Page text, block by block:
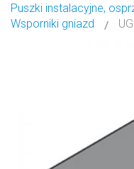
Puszki instalacyjne,
Wsporniki gniazd